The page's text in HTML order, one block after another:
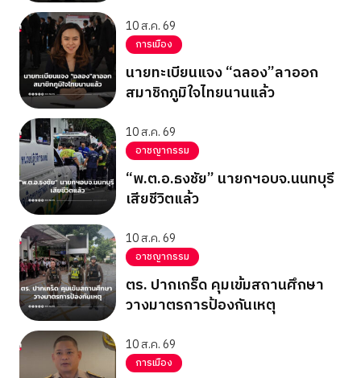
10 ส.ค. 69
การเมือง
นายทะเบียนแจง “ฉลอง”ลาออก
สมาชิกภูมิใจไทยนานแล้ว
10 ส.ค. 69
อาชญากรรม
“พ.ต.อ.ธงชัย” นายกฯอบจ.นนทบุรี
เสียชีวิตแล้ว
10 ส.ค. 69
อาชญากรรม
ตร. ปากเกร็ด คุมเข้มสถานศึกษา
วางมาตรการป้องกันเหตุ
10 ส.ค. 69
การเมือง